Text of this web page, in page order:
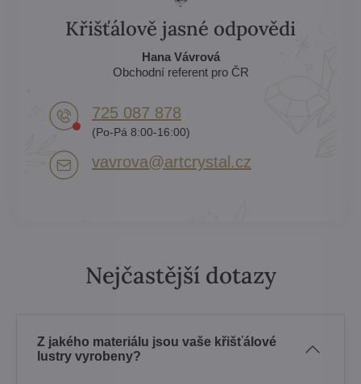
Křišťálově jasné odpovědi
Hana Vávrová
Obchodní referent pro ČR
725 087 878​
(Po-Pá 8:00-16:00)
vavrova​@artcrystal​.cz
Nejčastější dotazy
Z jakého materiálu jsou vaše křišťálové
lustry vyrobeny?